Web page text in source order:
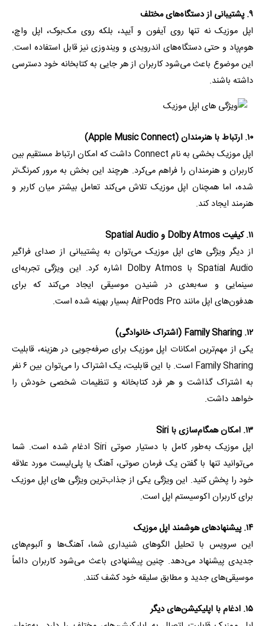
۹. پشتیبانی از دستگاه‌های مختلف
اپل موزیک نه تنها روی آیفون و آیپد، بلکه روی مک‌بوک، اپل واچ،
هوم‌پاد و حتی دستگاه‌های اندرویدی و ویندوزی نیز قابل استفاده است.
این موضوع باعث می‌شود کاربران از هر جایی به کتابخانه خود دسترسی
داشته باشند.
۱۰. ارتباط با هنرمندان (Apple Music Connect)
اپل موزیک بخشی به نام Connect داشت که امکان ارتباط مستقیم بین
کاربران و هنرمندان را فراهم می‌کرد. هرچند این بخش به مرور کمرنگ‌تر
شده، اما همچنان اپل موزیک تلاش می‌کند تعامل بیشتر میان کاربر و
هنرمند ایجاد کند.
۱۱. کیفیت Dolby Atmos و Spatial Audio
از دیگر ویژگی های اپل موزیک می‌توان به پشتیبانی از صدای فراگیر
Spatial Audio با Dolby Atmos اشاره کرد. این ویژگی تجربه‌ای
سینمایی و سه‌بعدی در شنیدن موسیقی ایجاد می‌کند که برای
هدفون‌های اپل مانند AirPods Pro بسیار بهینه شده است.
۱۲. Family Sharing (اشتراک خانوادگی)
یکی از مهم‌ترین امکانات اپل موزیک برای صرفه‌جویی در هزینه، قابلیت
Family Sharing است. با این قابلیت، یک اشتراک را می‌توان بین ۶ نفر
به اشتراک گذاشت و هر فرد کتابخانه و تنظیمات شخصی خودش را
خواهد داشت.
۱۳. امکان همگام‌سازی با Siri
اپل موزیک به‌طور کامل با دستیار صوتی Siri ادغام شده است. شما
می‌توانید تنها با گفتن یک فرمان صوتی، آهنگ یا پلی‌لیست مورد علاقه
خود را پخش کنید. این ویژگی یکی از جذاب‌ترین ویژگی های اپل موزیک
برای کاربران اکوسیستم اپل است.
۱۴. پیشنهادهای هوشمند اپل موزیک
این سرویس با تحلیل الگوهای شنیداری شما، آهنگ‌ها و آلبوم‌های
جدیدی پیشنهاد می‌دهد. چنین پیشنهادی باعث می‌شود کاربران دائماً
موسیقی‌های جدید و مطابق سلیقه خود کشف کنند.
۱۵. ادغام با اپلیکیشن‌های دیگر